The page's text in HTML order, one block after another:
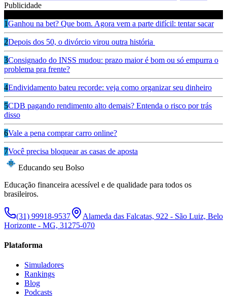
Publicidade
1Ganhou na bet? Que bom. Agora vem a parte difícil: tentar sacar
2Depois dos 50, o divórcio virou outra história
3Consignado do INSS mudou: prazo maior é bom ou só empurra o
problema pra frente?
4Endividamento bateu recorde: veja como organizar seu dinheiro
5CDB pagando rendimento alto demais? Entenda o risco por trás
disso
6Vale a pena comprar carro online?
7Você precisa bloquear as casas de aposta
Educando seu Bolso
Educação financeira acessível e de qualidade para todos os
brasileiros.
(31) 99918-9537
Alameda das Falcatas, 922 - São Luiz, Belo
Horizonte - MG, 31275-070
Plataforma
Simuladores
Rankings
Blog
Podcasts